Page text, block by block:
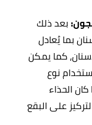
بعد ذلك
بما يُعادل
كما يمكن
نوع
الحذاء
على البقع